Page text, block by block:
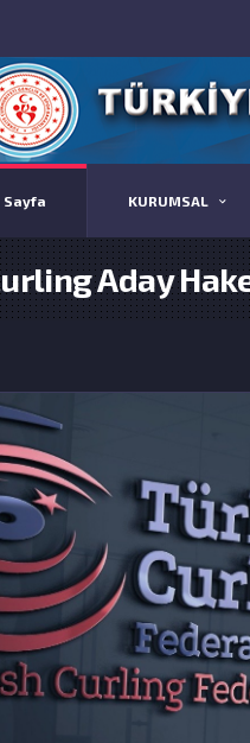
Sayfa KURUMSAL
Aday